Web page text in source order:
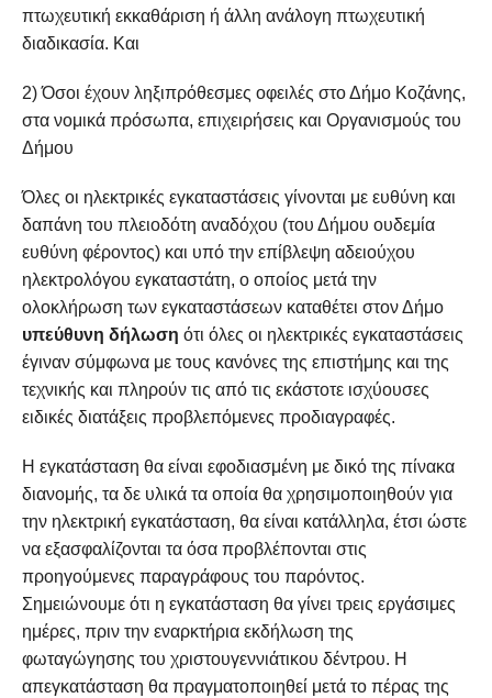
πτωχευτική εκκαθάριση ή άλλη ανάλογη πτωχευτική
διαδικασία. Και
2) Όσοι έχουν ληξιπρόθεσμες οφειλές στο Δήμο Κοζάνης,
στα νομικά πρόσωπα, επιχειρήσεις και Οργανισμούς του
Δήμου
Όλες οι ηλεκτρικές εγκαταστάσεις γίνονται με ευθύνη και
δαπάνη του πλειοδότη αναδόχου (του Δήμου ουδεμία
ευθύνη φέροντος) και υπό την επίβλεψη αδειούχου
ηλεκτρολόγου εγκαταστάτη, ο οποίος μετά την
ολοκλήρωση των εγκαταστάσεων καταθέτει στον Δήμο
υπεύθυνη δήλωση ότι όλες οι ηλεκτρικές εγκαταστάσεις
έγιναν σύμφωνα με τους κανόνες της επιστήμης και της
τεχνικής και πληρούν τις από τις εκάστοτε ισχύουσες
ειδικές διατάξεις προβλεπόμενες προδιαγραφές.
Η εγκατάσταση θα είναι εφοδιασμένη με δικό της πίνακα
διανομής, τα δε υλικά τα οποία θα χρησιμοποιηθούν για
την ηλεκτρική εγκατάσταση, θα είναι κατάλληλα, έτσι ώστε
να εξασφαλίζονται τα όσα προβλέπονται στις
προηγούμενες παραγράφους του παρόντος.
Σημειώνουμε ότι η εγκατάσταση θα γίνει τρεις εργάσιμες
ημέρες, πριν την εναρκτήρια εκδήλωση της
φωταγώγησης του χριστουγεννιάτικου δέντρου. Η
απεγκατάσταση θα πραγματοποιηθεί μετά το πέρας της